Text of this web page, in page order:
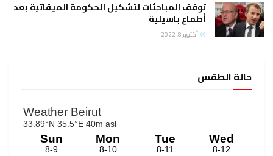
توقف المباحثات لتشكيل الحكومة الميقاتية بعد
أطماع باسيلية
أكتوبر 8, 2022
حالة الطقس